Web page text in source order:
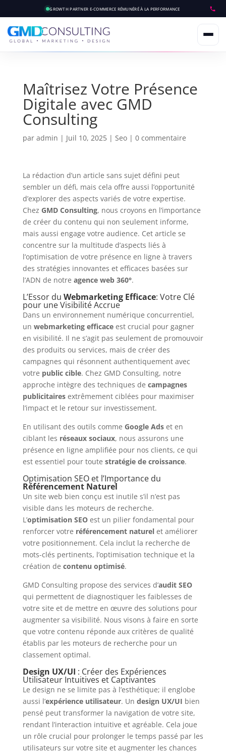
GROWTH PARTNER E-COMMERCE RÉMUNÉRÉ À LA PERFORMANCE
Maîtrisez Votre Présence
Digitale avec GMD
Consulting
par admin | Juil 10, 2025| Seo| 0 commentaire
La rédaction d’un article sans sujet défini peut
sembler un défi, mais cela offre aussi l’opportunité
d’explorer des aspects variés de votre expertise.
Chez GMD Consulting, nous croyons en l’importance
de créer du contenu qui non seulement informe,
mais aussi engage votre audience. Cet article se
concentre sur la multitude d’aspects liés à
l’optimisation de votre présence en ligne à travers
des stratégies innovantes et efficaces basées sur
l’ADN de notre agence web 360°.
L’Essor du Webmarketing Efficace: Votre Clé
pour une Visibilité Accrue
Dans un environnement numérique concurrentiel,
un webmarketing efficaceest crucial pour gagner
en visibilité. Il ne s’agit pas seulement de promouvoir
des produits ou services, mais de créer des
campagnes qui résonnent authentiquement avec
votre public cible. Chez GMD Consulting, notre
approche intègre des techniques de campagnes
publicitairesextrêmement ciblées pour maximiser
l’impact et le retour sur investissement.
En utilisant des outils comme Google Adset en
ciblant les réseaux sociaux, nous assurons une
présence en ligne amplifiée pour nos clients, ce qui
est essentiel pour toute stratégie de croissance.
Optimisation SEO et l’Importance du
Référencement Naturel
Un site web bien conçu est inutile s’il n’est pas
visible dans les moteurs de recherche.
L’optimisation SEOest un pilier fondamental pour
renforcer votre référencement naturelet améliorer
votre positionnement. Cela inclut la recherche de
mots-clés pertinents, l’optimisation technique et la
création de contenu optimisé.
GMD Consulting propose des services d’audit SEO
qui permettent de diagnostiquer les faiblesses de
votre site et de mettre en œuvre des solutions pour
augmenter sa visibilité. Nous visons à faire en sorte
que votre contenu réponde aux critères de qualité
établis par les moteurs de recherche pour un
classement optimal.
Design UX/UI : Créer des Expériences
Utilisateur Intuitives et Captivantes
Le design ne se limite pas à l’esthétique; il englobe
aussi l’expérience utilisateur. Un design UX/UI bien
pensé peut transformer la navigation de votre site,
rendant l’interaction intuitive et agréable. Cela joue
un rôle crucial pour prolonger le temps passé par les
utilisateurs sur votre site et augmenter les chances